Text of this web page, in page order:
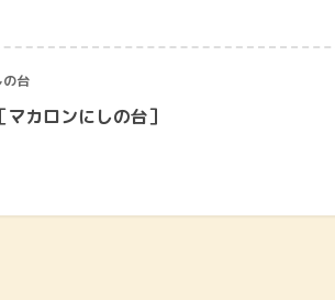
の台
カロンにしの台］